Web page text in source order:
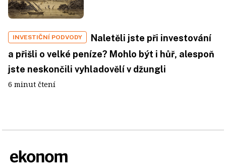
INVESTIČNÍ PODVODY
Naletěli jste při investování
a přišli o velké peníze? Mohlo být i hůř, alespoň
jste neskončili vyhladovělí v džungli
6 minut čtení